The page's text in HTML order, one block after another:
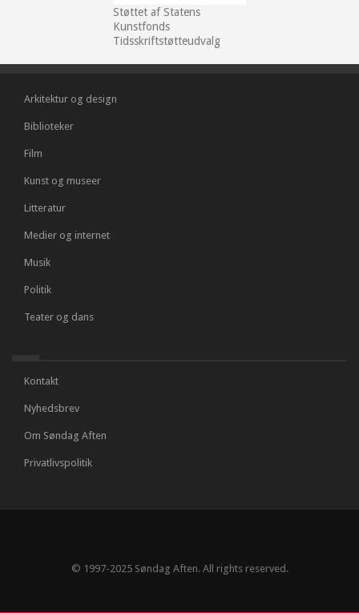
Støttet af Statens
Kunstfonds
Tidsskriftstøtteudvalg
Arkitektur og design
Biblioteker
Film
Kunst og museer
Litteratur
Medier og internet
Musik
Politik
Teater og dans
Kontakt
Nyhedsbrev
Om Søndag Aften
Privatlivspolitik
© 1997-2025 Søndag Aften. All rights reserved.